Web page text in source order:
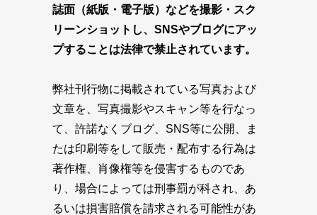
誌面（紙版・電子版）などを撮影・スク
リーンショットし、SNSやブログにアッ
プすることは法律で禁止されています。
弊社刊行物に掲載されている写真および
文章を、写真撮影やスキャン等を行なっ
て、許諾なくブログ、SNS等に公開、ま
たは印刷等をして販売・配布する行為は
著作権、肖像権等を侵害するものであ
り、場合によっては刑事罰が科され、あ
るいは損害賠償を請求される可能性があ